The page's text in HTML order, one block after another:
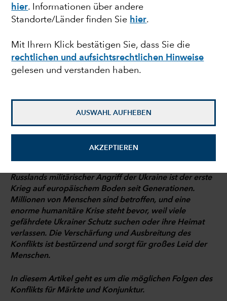
hier. Informationen über andere
Standorte/Länder finden Sie hier.
Mit Ihrem Klick bestätigen Sie, dass Sie die
rechtlichen und aufsichtsrechtlichen Hinweise
gelesen und verstanden haben.
AUSWAHL AUFHEBEN
AKZEPTIEREN
MARKTVOLATILITÄT
einig
Russlands militärischer Angriff der Ukraine ist der erste
Krieg auf europäischem Boden seit Generationen.
Millionen von Menschen sind betroffen, und eine
enorme humanitäre Krise steht bevor, weil viele
gefährdete Ukrainer Schutz suchen oder ihre Heimat
verlassen. Die Verschärfung und Ausbreitung des
Konflikts ist bestürzend und sorgt für großes Leid der
Menschen.
In diesem Artikel geht es um die möglichen Folgen des
Konflikts für Märkte und Konjunktur.